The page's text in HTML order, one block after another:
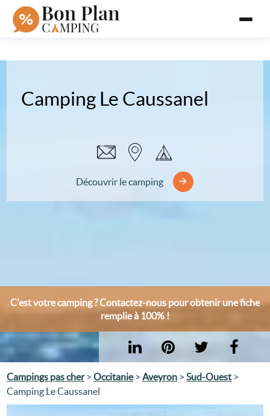
C'est votre camping ? Contactez-nous pour obtenir une fiche
remplie à 100% !
Camping Le Caussanel
Découvrir le camping
Campings pas cher>Occitanie>Aveyron >Sud-Ouest >
Camping Le Caussanel